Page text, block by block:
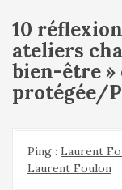
n
d
e
l
'
10
ateliers
bien-être »
protégée/
Ping : Laurent
Laurent Foulon